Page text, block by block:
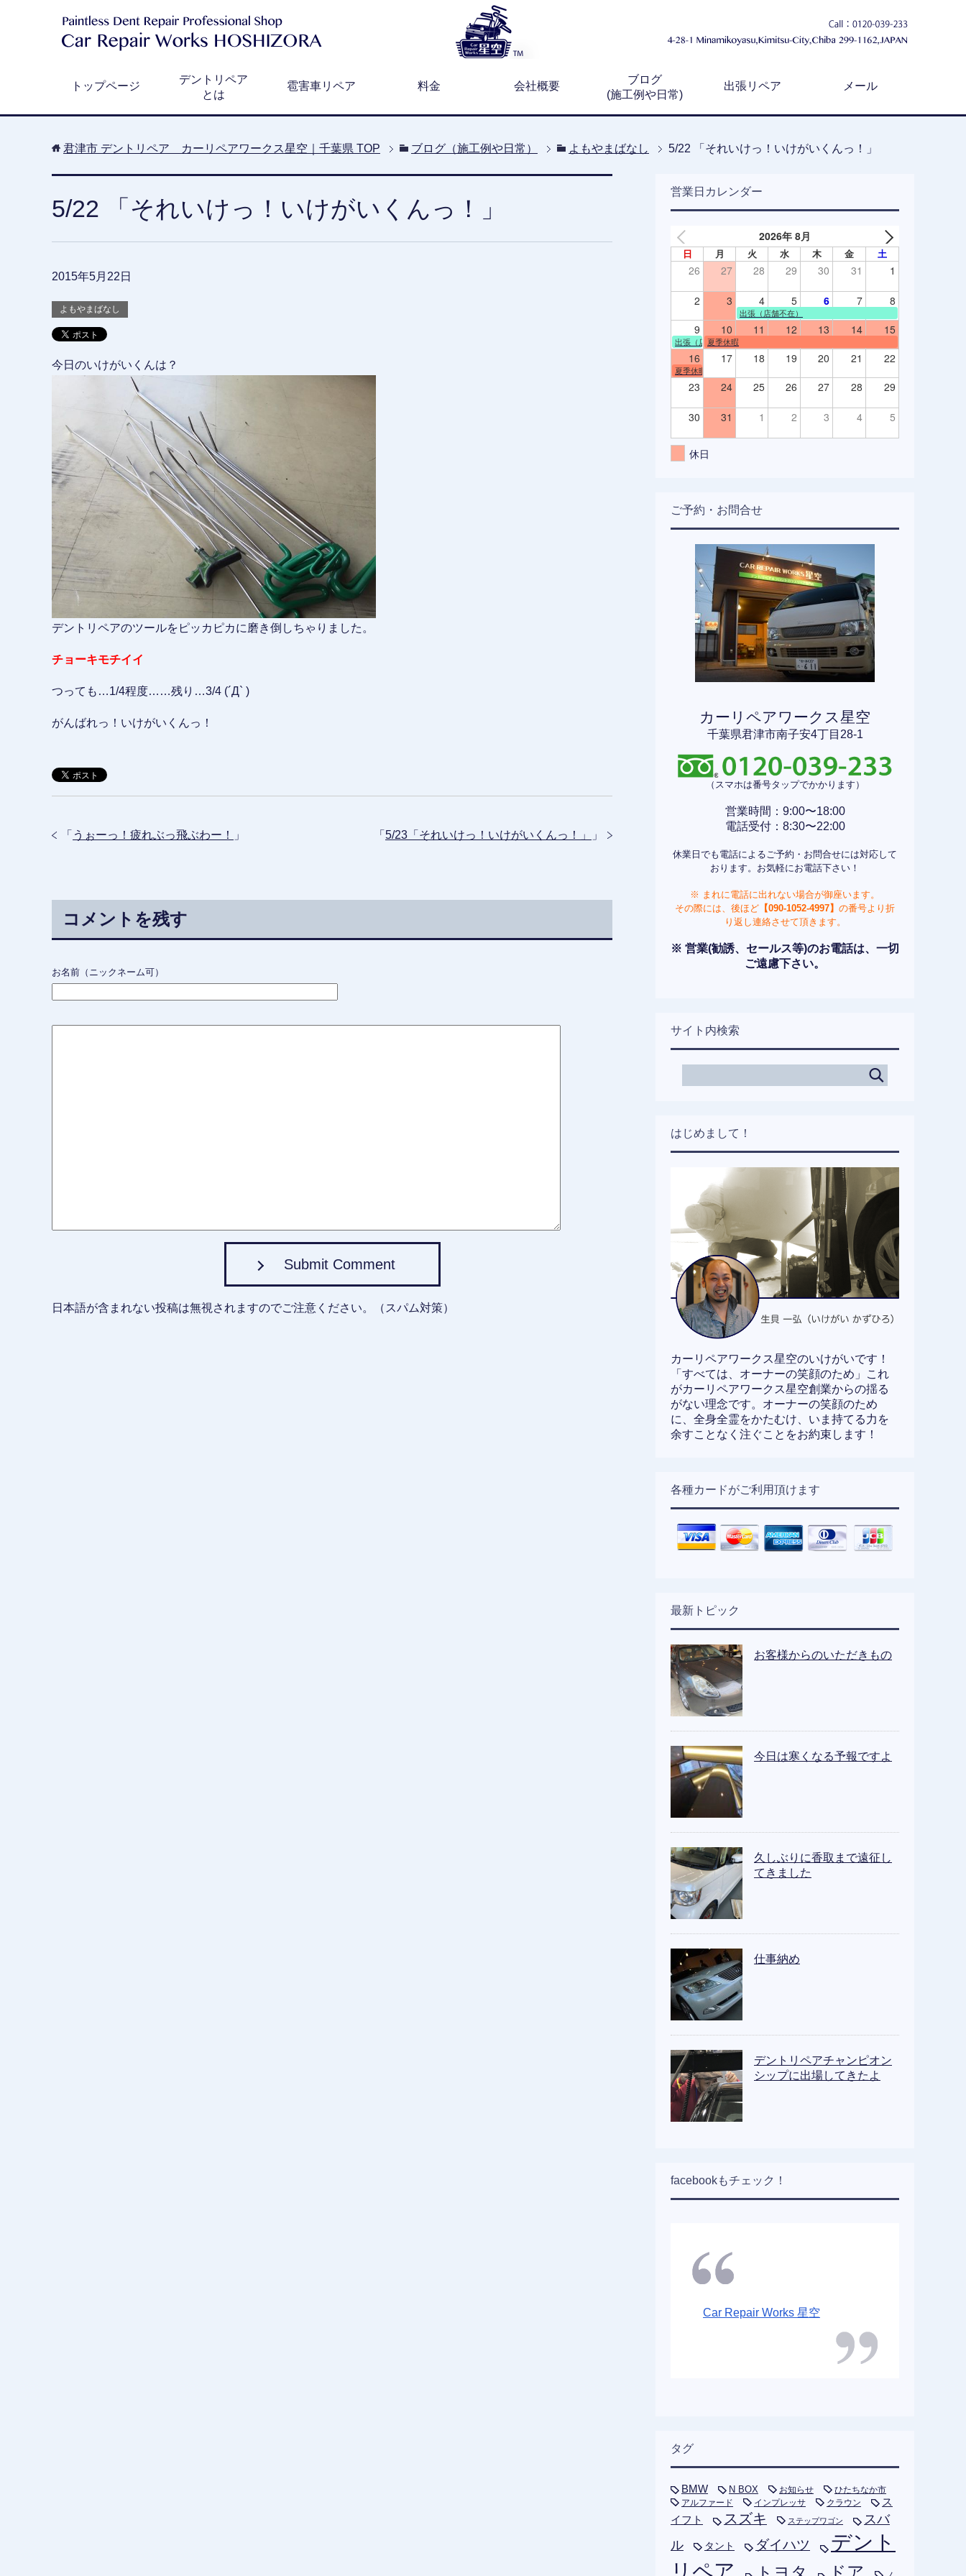
トップページ
デントリペア
とは
雹害車リペア 料金 会社概要
ブログ
(施工例や日常)
出張リペア メール
君津市 デントリペア カーリペアワークス星空｜千葉県 TOP ブログ（施工例や日常） よもやまばなし 5/22 「それいけっ！いけがいくんっ！」
5/22 「それいけっ！いけがいくんっ！」
2015年5月22日
よもやまばなし
今日のいけがいくんは？
デントリペアのツールをピッカピカに磨き倒しちゃりました。
チョーキモチイイ
つっても…1/4程度……残り…3/4 (´Д` )
がんばれっ！いけがいくんっ！
「 5/23「それいけっ！いけがいくんっ！」 」
「 うぉーっ！疲れぶっ飛ぶわー！ 」
コメントを残す
お名前（ニックネーム可）
Submit Comment
日本語が含まれない投稿は無視されますのでご注意ください。（スパム対策）
営業日カレンダー
2026年 8月
日 月 火 水 木 金 土
26 27 28 29 30 31 1
2 3 4 5 6 7 8
出張（店舗不在）
9 10 11 12 13 14 15
出張（店舗不在）
夏季休暇
16 17 18 19 20 21 22
夏季休暇
23 24 25 26 27 28 29
30 31 1 2 3 4 5
休日
ご予約・お問合せ
カーリペアワークス星空
千葉県君津市南子安4丁目28-1
（スマホは番号タップでかかります）
営業時間：9:00〜18:00
電話受付：8:30〜22:00
休業日でも電話によるご予約・お問合せには対応して
おります。お気軽にお電話下さい！
※ まれに電話に出れない場合が御座います。
その際には、後ほど 【090-1052-4997】 の番号より折
り返し連絡させて頂きます。
※ 営業(勧誘、セールス等)のお電話は、一切
ご遠慮下さい。
サイト内検索
はじめまして！
カーリペアワークス星空のいけがいです！
「すべては、オーナーの笑顔のため」これ
がカーリペアワークス星空創業からの揺る
がない理念です。オーナーの笑顔のため
に、全身全霊をかたむけ、いま持てる力を
余すことなく注ぐことをお約束します！
各種カードがご利用頂けます
最新トピック
お客様からのいただきもの
今日は寒くなる予報ですよ
久しぶりに香取まで遠征し
てきました
仕事納め
デントリペアチャンピオン
シップに出場してきたよ
facebookもチェック！
Car Repair Works 星空
タグ
BMW N BOX お知らせ
ひたちなか市
アルファード
インプレッサ クラウン
ス
イフト
スズキ ステップワゴン
スバ
ル
タント ダイハツ
デント
リペア